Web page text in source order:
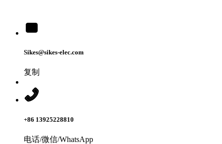
Sikes@sikes-elec.com
复制
+86 13925228810
电话/微信/WhatsApp